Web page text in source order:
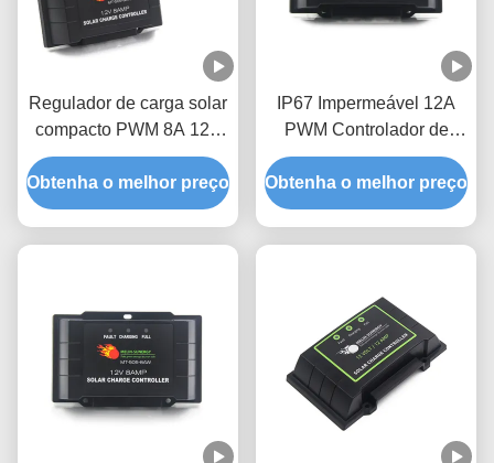
Regulador de carga solar
compacto PWM 8A 12V
24V Lifepo4 Regulador
de carga solar
Obtenha o melhor preço
IP67 Impermeável 12A
PWM Controlador de
Carga Solar com
tamanho compacto
104X65X23mm e
Obtenha o melhor preço